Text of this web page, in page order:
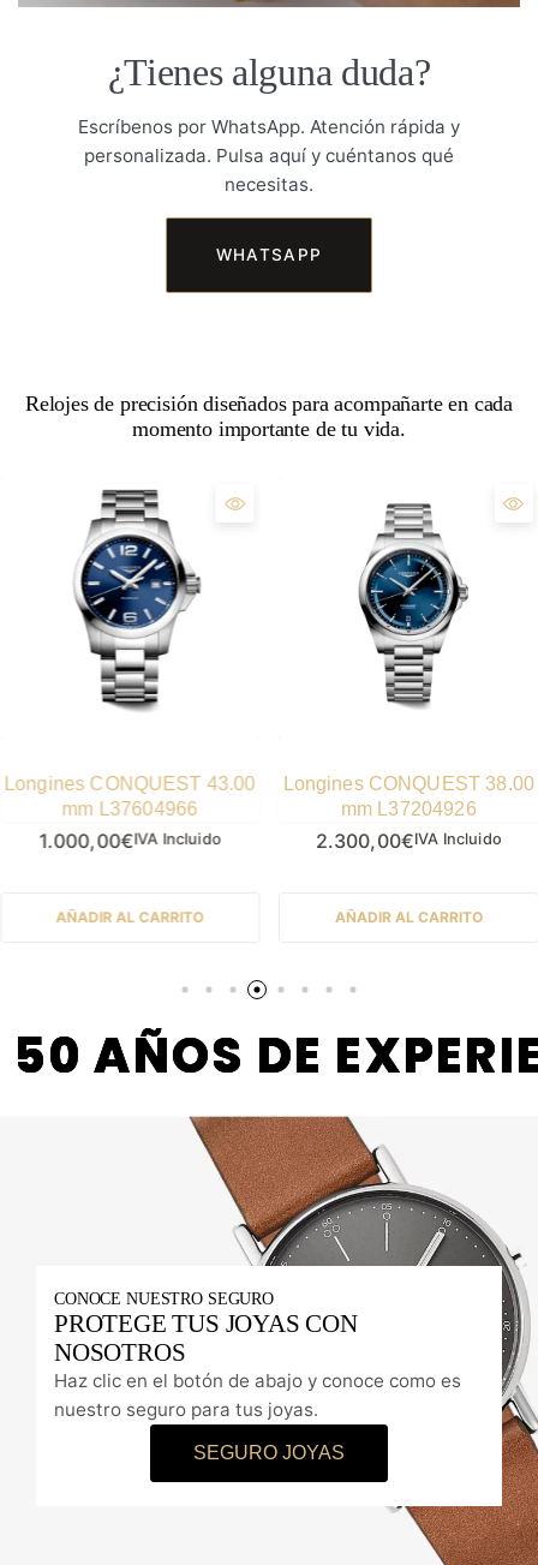
¿Tienes alguna duda?
Escríbenos por WhatsApp. Atención rápida y
personalizada. Pulsa aquí y cuéntanos qué
necesitas.
WHATSAPP
Relojes de precisión diseñados para acompañarte en cada
momento importante de tu vida.
Longines CONQUEST 38.00
mm L37204926
2.300,00€IVA Incluido
AÑADIR AL CARRITO
LONGINES MASTER
COLLECTION CHRONO
MOONPHASE 42.00 mm
4.200,00€IVA Incluido
AÑADIR AL CARRITO
EXPERIENCIA
EXPERIENCIA
EXPERIENCIA
CONOCE NUESTRO SEGURO
PROTEGE TUS JOYAS CON
NOSOTROS
Haz clic en el botón de abajo y conoce como es
nuestro seguro para tus joyas.
SEGURO JOYAS